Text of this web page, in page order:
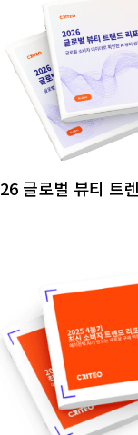
글로벌 뷰티 트